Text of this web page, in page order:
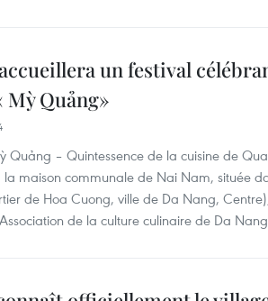
un festival
Mỳ Quảng»
Quảng – Quintessence de la cuisine de
la maison communale de Nai Nam, située
de Hoa Cuong, ville de Da Nang,
de la culture culinaire de Da